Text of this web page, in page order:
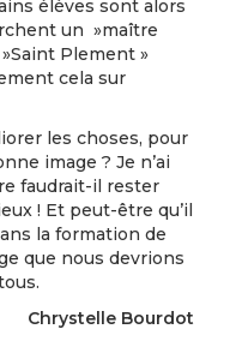
élèves sont alors
un »maître
Plement »
cela sur
les choses, pour
image ? Je n’ai
faudrait-il rester
! Et peut-être qu’il
la formation de
que nous devrions
Chrystelle Bourdot